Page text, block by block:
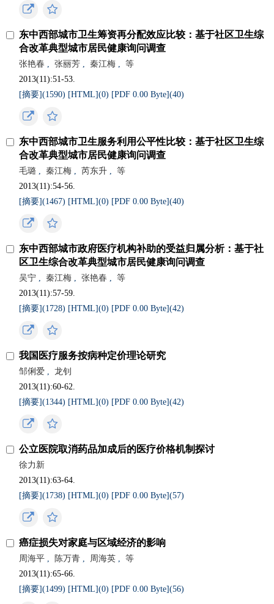
东中西部城市卫生筹资再分配效应比较：基于社区卫生综
合改革典型城市居民健康询问调查
张艳春 , 张丽芳 , 秦江梅 ,
等
2013(11):51-53.
[摘要](1590) [HTML](0) [PDF 0.00 Byte](40)
东中西部城市卫生服务利用公平性比较：基于社区卫生综
合改革典型城市居民健康询问调查
毛璐 , 秦江梅 , 芮东升 ,
等
2013(11):54-56.
[摘要](1467) [HTML](0) [PDF 0.00 Byte](40)
东中西部城市政府医疗机构补助的受益归属分析：基于社
区卫生综合改革典型城市居民健康询问调查
吴宁 , 秦江梅 , 张艳春 ,
等
2013(11):57-59.
[摘要](1728) [HTML](0) [PDF 0.00 Byte](42)
我国医疗服务按病种定价理论研究
邹俐爱 ,
龙钊
2013(11):60-62.
[摘要](1344) [HTML](0) [PDF 0.00 Byte](42)
公立医院取消药品加成后的医疗价格机制探讨
徐力新
2013(11):63-64.
[摘要](1738) [HTML](0) [PDF 0.00 Byte](57)
癌症损失对家庭与区域经济的影响
周海平 , 陈万青 , 周海英 ,
等
2013(11):65-66.
[摘要](1499) [HTML](0) [PDF 0.00 Byte](56)